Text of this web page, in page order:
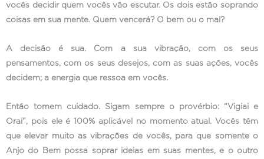
vocês decidir quem vocês vão escutar. Os dois estão soprando
coisas em sua mente. Quem vencerá? O bem ou o mal?
A decisão é sua. Com a sua vibração, com os seus
pensamentos, com os seus desejos, com as suas ações, vocês
decidem; a energia que ressoa em vocês.
Então tomem cuidado. Sigam sempre o provérbio: “Vigiai e
Orai”, pois ele é 100% aplicável no momento atual. Vocês têm
que elevar muito as vibrações de vocês, para que somente o
Anjo do Bem possa soprar ideias em suas mentes, e o outro